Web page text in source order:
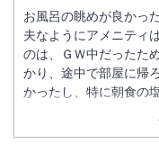
お風呂の眺めが良かっ
夫なようにアメニティ
のは、ＧＷ中だったた
かり、途中で部屋に帰
かったし、特に朝食の